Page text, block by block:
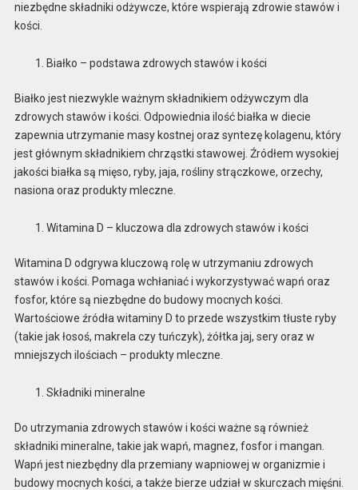
niezbędne składniki odżywcze, które wspierają zdrowie stawów i
kości.
Białko – podstawa zdrowych stawów i kości
Białko jest niezwykle ważnym składnikiem odżywczym dla
zdrowych stawów i kości. Odpowiednia ilość białka w diecie
zapewnia utrzymanie masy kostnej oraz syntezę kolagenu, który
jest głównym składnikiem chrząstki stawowej. Źródłem wysokiej
jakości białka są mięso, ryby, jaja, rośliny strączkowe, orzechy,
nasiona oraz produkty mleczne.
Witamina D – kluczowa dla zdrowych stawów i kości
Witamina D odgrywa kluczową rolę w utrzymaniu zdrowych
stawów i kości. Pomaga wchłaniać i wykorzystywać wapń oraz
fosfor, które są niezbędne do budowy mocnych kości.
Wartościowe źródła witaminy D to przede wszystkim tłuste ryby
(takie jak łosoś, makrela czy tuńczyk), żółtka jaj, sery oraz w
mniejszych ilościach – produkty mleczne.
Składniki mineralne
Do utrzymania zdrowych stawów i kości ważne są również
składniki mineralne, takie jak wapń, magnez, fosfor i mangan.
Wapń jest niezbędny dla przemiany wapniowej w organizmie i
budowy mocnych kości, a także bierze udział w skurczach mięśni.